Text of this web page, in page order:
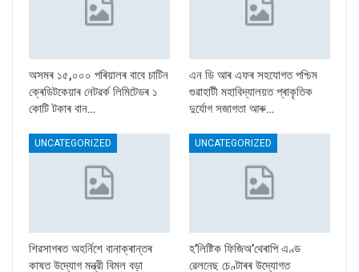
অসমৰ ১৫,০০০ পৰিয়ালৰ বাবে চাটিন
ক্ৰেডিটকেয়াৰ নেটৱৰ্ক লিমিটেডৰ ১
কোটি টকাৰ বান…
এন ডি আৰ এফৰ সহযোগত পশ্চিম
গুৱাহাটী মহাবিদ্যালয়ত প্ৰাকৃতিক
দুৰ্যোগ সজাগতা আৰু…
UNCATEGORIZED
শিৱসাগৰত অহৰ্নিশে বানাক্ৰান্তৰ
কাষত উদ্যোগ মন্ত্রী বিমল বড়া
UNCATEGORIZED
হ’লিষ্টিক ফিজিঅ’থেৰাপি এণ্ড
ৱেলনেছ চেণ্টাৰৰ উদ্যোগত